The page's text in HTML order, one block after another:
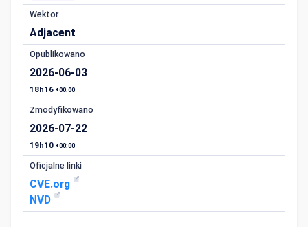
Wektor
Adjacent
Opublikowano
2026-06-03
18h16 +00:00
Zmodyfikowano
2026-07-22
19h10 +00:00
Oficjalne linki
CVE.org
NVD